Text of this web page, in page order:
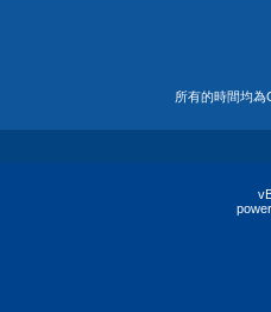
所有的時間均為